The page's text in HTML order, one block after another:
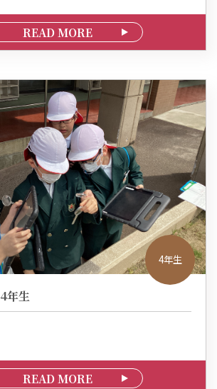
READ MORE
4年生
4年生
READ MORE